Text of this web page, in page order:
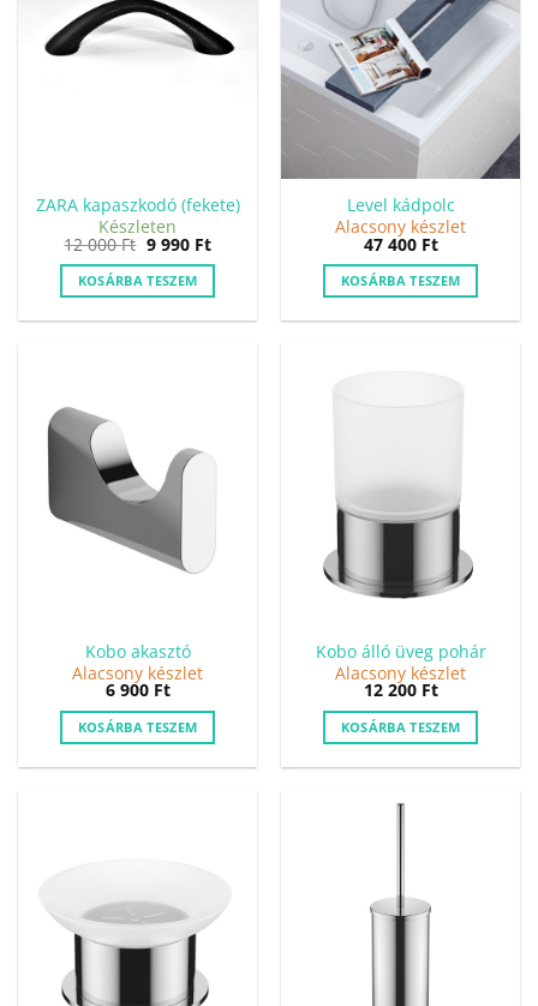
ZARA kapaszkodó (fekete)
Készleten
12 000Ft Original
price
was:
12
000 Ft.
9 990 FtCurrent
price
is:
990 Ft.
KOSÁRBA TESZEM
Level kádpolc
Alacsony készlet
47 400 Ft
KOSÁRBA TESZEM
Kobo akasztó
Alacsony készlet
6 900 Ft
KOSÁRBA TESZEM
Kobo álló üveg pohár
Alacsony készlet
12 200 Ft
KOSÁRBA TESZEM